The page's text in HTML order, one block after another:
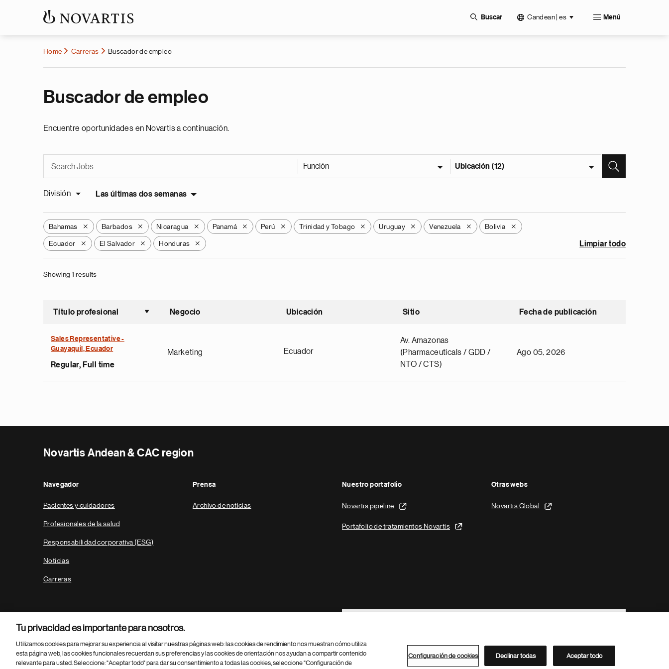
Buscar Candean | es Menú
Home Carreras Buscador de empleo
Buscador de empleo
Encuentre oportunidades en Novartis a continuación.
Función Ubicación (12)
División Las últimas dos semanas
Bahamas X Barbados X Nicaragua X Panamá X Perú X Trinidad y Tobago X Uruguay X Venezuela X Bolivia X
Ecuador X El Salvador X Honduras X Limpiar todo
Showing 1 results
Título profesional
Ordenar ascendente
Negocio Ubicación Sitio Fecha de publicación
Sales Representative -
Guayaquil, Ecuador
Regular, Full time
Marketing Ecuador
Av. Amazonas
(Pharmaceuticals / GDD /
NTO / CTS)
Ago 05, 2026
Novartis Andean & CAC region
Navegador
Pacientes y cuidadores
Profesionales de la salud
Responsabilidad corporativa (ESG)
Noticias
Carreras
Prensa
Archivo de noticias
Nuestro portafolio
Novartis pipeline
Portafolio de tratamientos Novartis
Otras webs
Novartis Global
Footer Site Search
Parte
© 2026 Novartis AG Directorio de Novartis
Tu privacidad es importante para nosotros.
Utilizamos cookies para mejorar su experiencia al visitar nuestras páginas web: las cookies de rendimiento nos muestran cómo utiliza
esta página web, las cookies funcionales recuerdan sus preferencias y las cookies de orientación nos ayudan a compartir contenido
relevante para usted. Seleccione: "Aceptar todo" para dar su consentimiento a todas las cookies, seleccione "Configuración de
Configuración de cookies Declinar todas Aceptar todo